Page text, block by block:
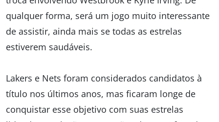
qualquer forma, será um jogo muito interessante
de assistir, ainda mais se todas as estrelas
estiverem saudáveis.
Lakers e Nets foram considerados candidatos à
título nos últimos anos, mas ficaram longe de
conquistar esse objetivo com suas estrelas